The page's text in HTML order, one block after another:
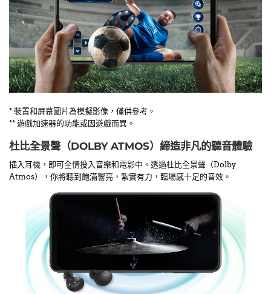
* 裝置和屏幕圖片為模擬影像，僅供參考。
** 遊戲加速器的功能或因遊戲而異。
杜比全景聲（DOLBY ATMOS）締造非凡的聽音體驗
插入耳機，即可全情投入音樂和電影中。透過杜比全景聲（Dolby
Atmos），你將聽到飽滿響亮，紮實有力，臨場感十足的音效。